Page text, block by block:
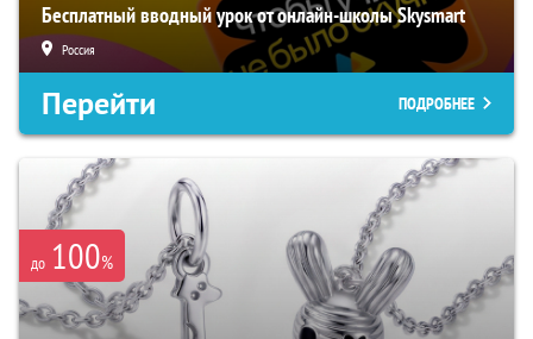
Бесплатный вводный урок от онлайн-школы Skysmart
Россия
Перейти ПОДРОБНЕЕ
до 100%